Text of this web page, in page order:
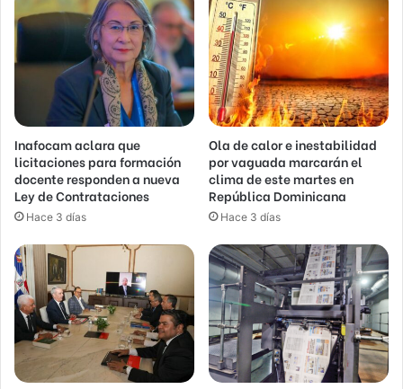
Inafocam aclara que
licitaciones para formación
docente responden a nueva
Ley de Contrataciones
Hace 3 días
Ola de calor e inestabilidad
por vaguada marcarán el
clima de este martes en
República Dominicana
Hace 3 días